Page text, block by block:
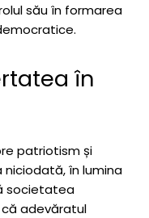
său în formarea
în
patriotism și
în lumina
societatea
că adevăratul